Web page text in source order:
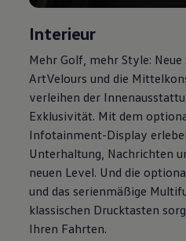
Volkswagen
Interieur
Mehr Golf , mehr Style:
ArtVelours und die
verleihen der
Exklusivität. Mit dem
Infotainment-Display
Unterhaltung, Nachrichten
neuen Level. Und die
und das serienmäßige
klassischen Drucktasten
Ihren Fahrten.